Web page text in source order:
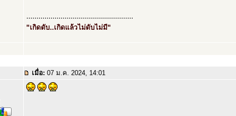
.....................................................
"เกิดดับ..เกิดแล้วไม่ดับไม่มี"
เมื่อ: 07 ม.ค. 2024, 14:01